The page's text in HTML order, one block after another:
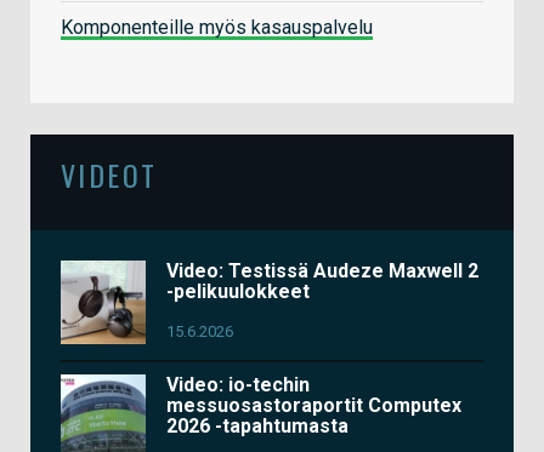
Komponenteille myös kasauspalvelu
VIDEOT
Video: Testissä Audeze Maxwell 2
-pelikuulokkeet
15.6.2026
Video: io-techin
messuosastoraportit Computex
2026 -tapahtumasta